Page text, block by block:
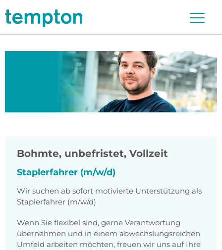
Bohmte, unbefristet, Vollzeit
Staplerfahrer (m/w/d)
Wir suchen ab sofort motivierte Unterstützung als
Staplerfahrer (m/w/d)
Wenn Sie flexibel sind, gerne Verantwortung
übernehmen und in einem abwechslungsreichen
Umfeld arbeiten möchten, freuen wir uns auf Ihre